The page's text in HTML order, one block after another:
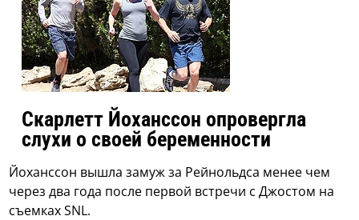
Скарлетт Йоханссон опровергла
слухи о своей беременности
Йоханссон вышла замуж за Рейнольдса менее чем
через два года после первой встречи с Джостом на
съемках SNL.